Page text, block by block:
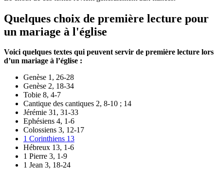
Quelques choix de première lecture pour
un mariage à l'église
Voici quelques textes qui peuvent servir de première lecture lors
d’un mariage à l’église :
Genèse 1, 26-28
Genèse 2, 18-34
Tobie 8, 4-7
Cantique des cantiques 2, 8-10 ; 14
Jérémie 31, 31-33
Ephésiens 4, 1-6
Colossiens 3, 12-17
1 Corinthiens 13
Hébreux 13, 1-6
1 Pierre 3, 1-9
1 Jean 3, 18-24